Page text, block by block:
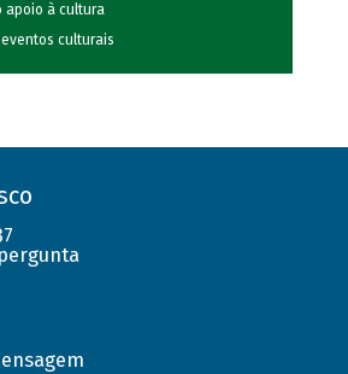
apoio à cultura
culturais